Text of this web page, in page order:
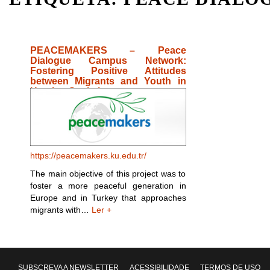
PEACEMAKERS – Peace
Dialogue Campus Network:
Fostering Positive Attitudes
between Migrants and Youth in
Hosting Societies
https://peacemakers.ku.edu.tr/
The main objective of this project was to
foster a more peaceful generation in
Europe and in Turkey that approaches
migrants with… Ler +
SUBSCREVA A NEWSLETTER ACESSIBILIDADE TERMOS DE USO